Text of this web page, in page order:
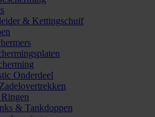
& Kettingschuif
Onderdeel
& Tankdoppen